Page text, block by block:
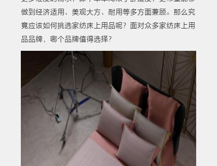
做到经济适用、美观大方、耐用等多方面兼顾。那么究
竟应该如何挑选家纺床上用品呢？面对众多家纺床上用
品品牌，哪个品牌值得选择？